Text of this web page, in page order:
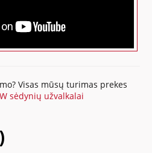
Visas mūsų turimas prekes
sėdynių užvalkalai